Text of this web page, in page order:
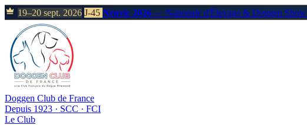
19–20 sept. 2026 J-45 Neuvic 2026 — Nationale d'Élevage & Doggen Show
Doggen Club de France
Depuis 1923 · SCC · FCI
Le Club